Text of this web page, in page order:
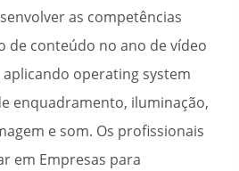
as competências
de conteúdo no ano de vídeo
operating system
enquadramento, iluminação,
e som. Os profissionais
em Empresas para